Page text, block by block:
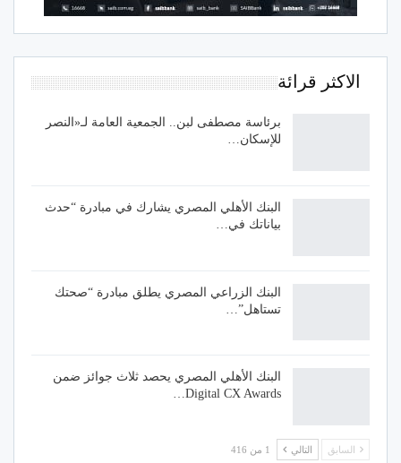
الاكثر قرائة
برئاسة مصطفى لبن.. الجمعية العامة لـ«النصر
للإسكان…
البنك الأهلي المصري يشارك في مبادرة “حدث
بياناتك في…
البنك الزراعي المصري يطلق مبادرة “صحتك
تستاهل”…
البنك الأهلي المصري يحصد ثلاث جوائز ضمن
Digital CX Awards…
السابق التالي 1 من 416